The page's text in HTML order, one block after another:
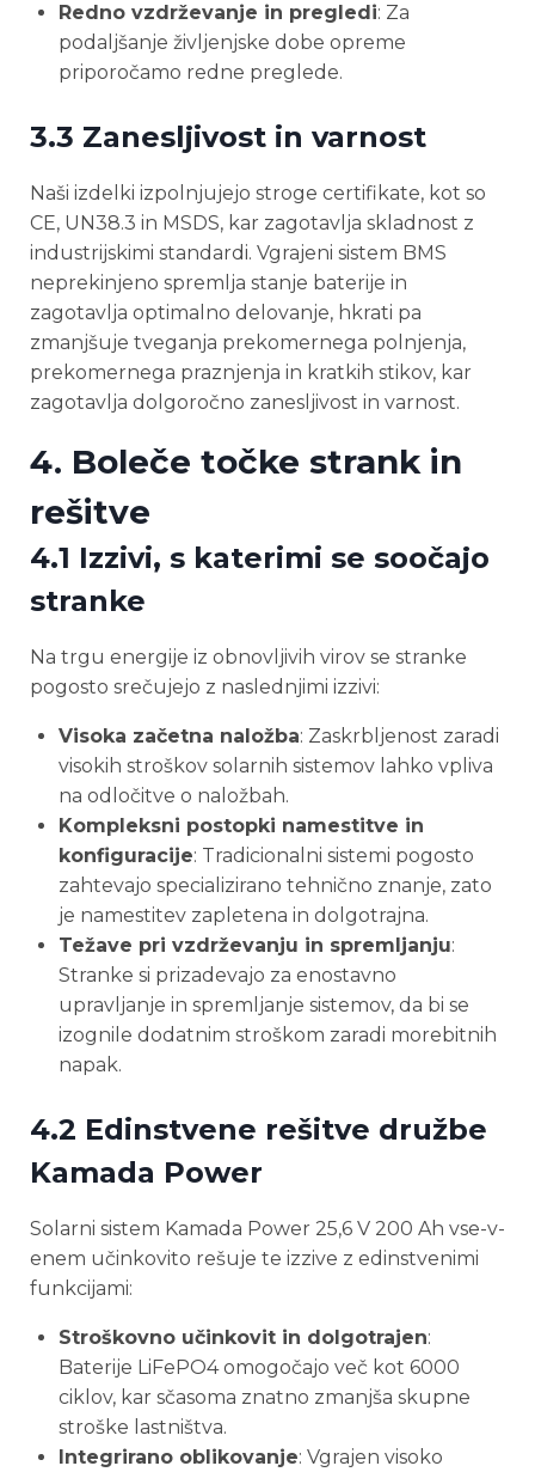
Redno vzdrževanje in pregledi: Za
podaljšanje življenjske dobe opreme
priporočamo redne preglede.
3.3 Zanesljivost in varnost
Naši izdelki izpolnjujejo stroge certifikate, kot so
CE, UN38.3 in MSDS, kar zagotavlja skladnost z
industrijskimi standardi. Vgrajeni sistem BMS
neprekinjeno spremlja stanje baterije in
zagotavlja optimalno delovanje, hkrati pa
zmanjšuje tveganja prekomernega polnjenja,
prekomernega praznjenja in kratkih stikov, kar
zagotavlja dolgoročno zanesljivost in varnost.
4. Boleče točke strank in
rešitve
4.1 Izzivi, s katerimi se soočajo
stranke
Na trgu energije iz obnovljivih virov se stranke
pogosto srečujejo z naslednjimi izzivi:
Visoka začetna naložba: Zaskrbljenost zaradi
visokih stroškov solarnih sistemov lahko vpliva
na odločitve o naložbah.
Kompleksni postopki namestitve in
konfiguracije: Tradicionalni sistemi pogosto
zahtevajo specializirano tehnično znanje, zato
je namestitev zapletena in dolgotrajna.
Težave pri vzdrževanju in spremljanju:
Stranke si prizadevajo za enostavno
upravljanje in spremljanje sistemov, da bi se
izognile dodatnim stroškom zaradi morebitnih
napak.
4.2 Edinstvene rešitve družbe
Kamada Power
Solarni sistem Kamada Power 25,6 V 200 Ah vse-v-
enem učinkovito rešuje te izzive z edinstvenimi
funkcijami:
Stroškovno učinkovit in dolgotrajen:
Baterije LiFePO4 omogočajo več kot 6000
ciklov, kar sčasoma znatno zmanjša skupne
stroške lastništva.
Integrirano oblikovanje: Vgrajen visoko